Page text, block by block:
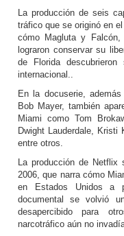
La producción de seis
tráfico que se originó en
cómo Magluta y
lograron conservar su
de Florida
internacional..
En la docuserie,
Bob Mayer, también
Miami como Tom
Dwight Lauderdale, Kristi
entre otros.
La producción de Netflix
2006, que narra cómo
en Estados Unidos a
documental se volvió
desapercibido para
narcotráfico aún no